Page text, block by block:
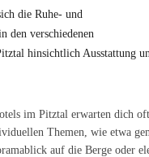
die Ruhe- und
den verschiedenen
hinsichtlich Ausstattung
im Pitztal erwarten dich
Themen, wie etwa
auf die Berge oder